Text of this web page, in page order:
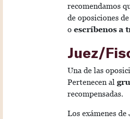
recomendamos
de oposiciones
o escríbenos a
Juez/
Una de las
Pertenecen al
recompensadas.
Los exámenes